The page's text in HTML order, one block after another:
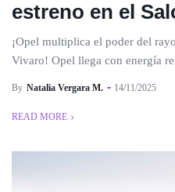
estreno en el
¡Opel multiplica el poder del
Vivaro! Opel llega con energía
By Natalia Vergara M. 14/11/2025
READ MORE